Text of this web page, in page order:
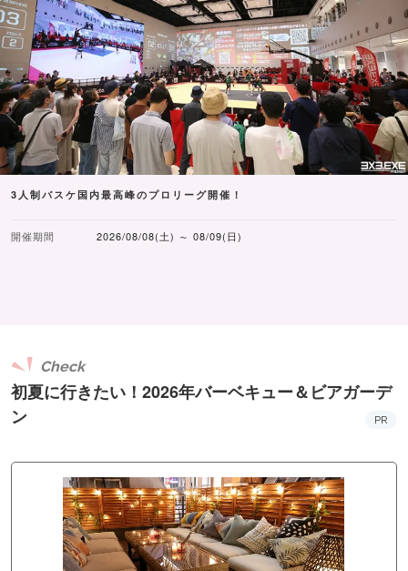
3人制バスケ国内最高峰のプロリーグ開催！
開催期間 2026/08/08(土) ～ 08/09(日)
初夏に行きたい！2026年バーベキュー＆ビアガーデ
ン
Check
PR